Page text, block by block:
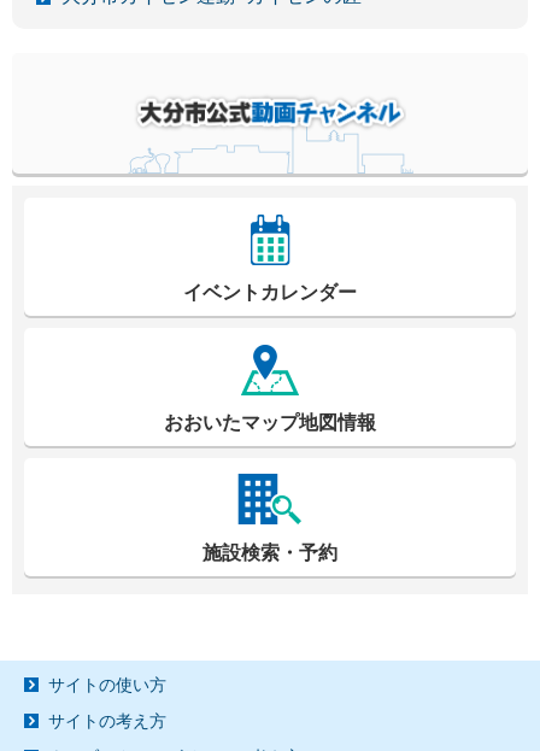
イベントカレンダー
おおいたマップ地図情報
施設検索・予約
サイトの使い方
サイトの考え方